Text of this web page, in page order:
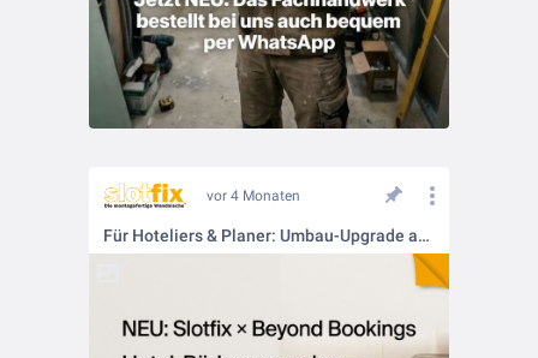
vor 4 Monaten
Für Hoteliers & Planer: Umbau-Upgrade aus dem "Nichts" bezahlen!